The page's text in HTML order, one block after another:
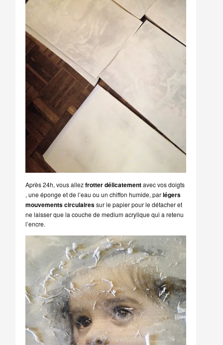
Après 24h, vous allezfrotter délicatementavec vos doigts
, une éponge et de l’eau ou un chiffon humide, parlégers
mouvements circulairessur le papier pour le détacher et
ne laisser que la couche de medium acrylique qui a retenu
l’encre.